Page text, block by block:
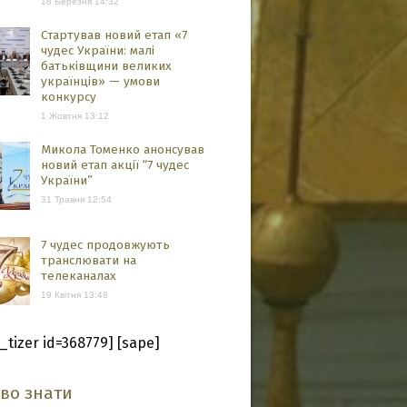
Стартував новий етап «7
чудес України: малі
батьківщини великих
українців» — умови
конкурсу
1 Жовтня 13:12
Микола Томенко анонсував
новий етап акції “7 чудес
України”
31 Травня 12:54
7 чудес продовжують
транслювати на
телеканалах
19 Квітня 13:48
id=368779] [sape]
знати